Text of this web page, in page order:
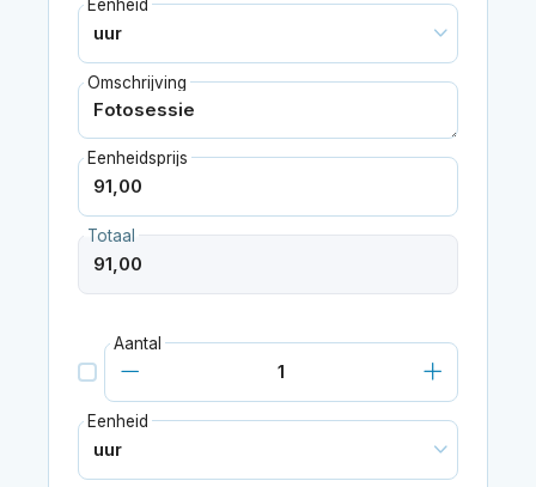
Eenheid
Omschrijving
Eenheidsprijs
Totaal
Aantal
Eenheid